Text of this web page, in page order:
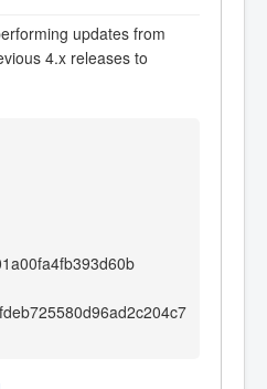
updates from
4.x releases to